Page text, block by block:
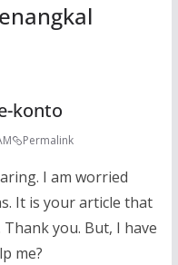
konto
Permalink
I am worried
It is your article that
you. But, I have
me?